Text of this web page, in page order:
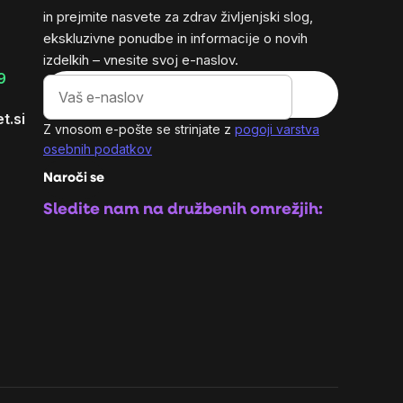
in prejmite nasvete za zdrav življenjski slog,
ekskluzivne ponudbe in informacije o novih
izdelkih – vnesite svoj e-naslov.
Z vnosom e-pošte se strinjate z pogoji varstva
osebnih podatkov
Naroči se
Sledite nam na družbenih omrežjih: